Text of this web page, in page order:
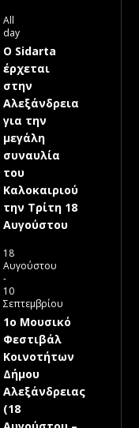
All
day
Ο Sidarta
έρχεται
στην
Αλεξάνδρεια
για την
μεγάλη
συναυλία
του
Καλοκαιριού
την Τρίτη 18
Αυγούστου
18
Αυγούστου
-
10
Σεπτεμβρίου
1ο Μουσικό
Φεστιβάλ
Κοινοτήτων
Δήμου
Αλεξάνδρειας
(18